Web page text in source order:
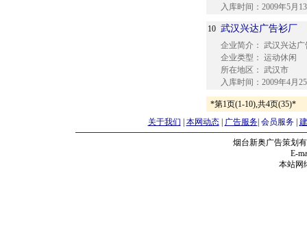
入库时间： 2009年5月
10 武汉兴达广告衫厂
企业简介： 武汉兴达
企业类型： 运动休闲
所在地区： 武汉市
入库时间： 2009年4月
*第1页(1-10),共4页(35)*
关于我们
本网动态| 广告服务| 会员服务|
烟台新奥广告策划
E-
本站网